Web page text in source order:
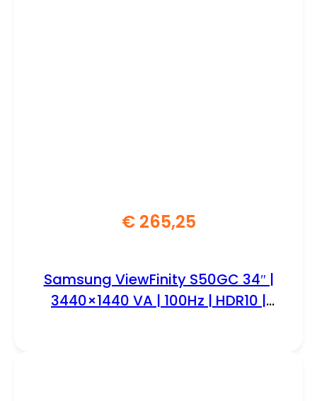
€265,25
Samsung ViewFinity S50GC 34″ |
3440×1440 VA | 100Hz | HDR10 |